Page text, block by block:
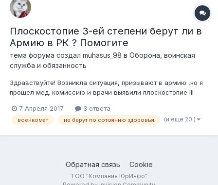
Плоскостопие 3-ей степени берут ли в
Армию в РК ? Помогите
тема форума создал muhasus_98 в Оборона, воинская
служба и обязанность
Здравствуйте! Возникла ситуация, призывают в армию ,но я
прошел мед. комиссию и врачи выявили плоскостопие III
плоскостопия ,я подлежу освобождению от призыва на
военную службу . Категория годности "В" - ограниченно
7 Апреля 2017 3 ответа
военкомат не берут по сотоянию здоровья (и еще 20 )
Обратная связь Cookie
ТОО "Компания ЮрИнфо"